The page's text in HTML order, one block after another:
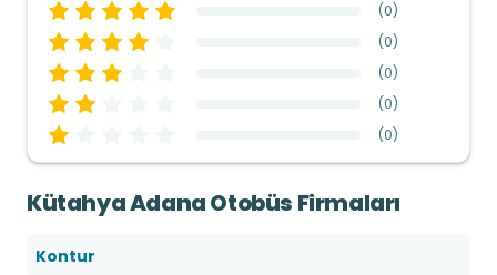
(0)
(0)
(0)
(0)
(0)
Kütahya Adana Otobüs Firmaları
Kontur